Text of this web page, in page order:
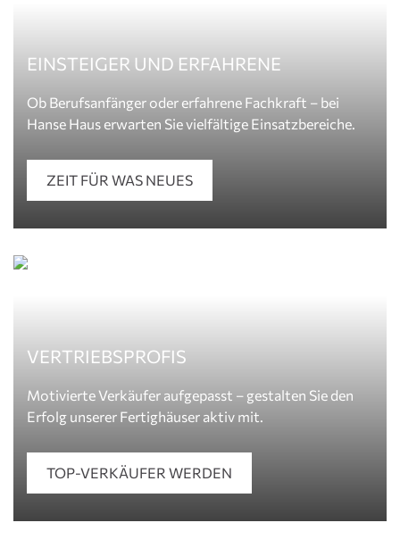
EINSTEIGER UND ERFAHRENE
Ob Berufsanfänger oder erfahrene Fachkraft – bei
Hanse Haus erwarten Sie vielfältige Einsatzbereiche.
ZEIT FÜR WAS NEUES
VERTRIEBSPROFIS
Motivierte Verkäufer aufgepasst – gestalten Sie den
Erfolg unserer Fertighäuser aktiv mit.
TOP-VERKÄUFER WERDEN